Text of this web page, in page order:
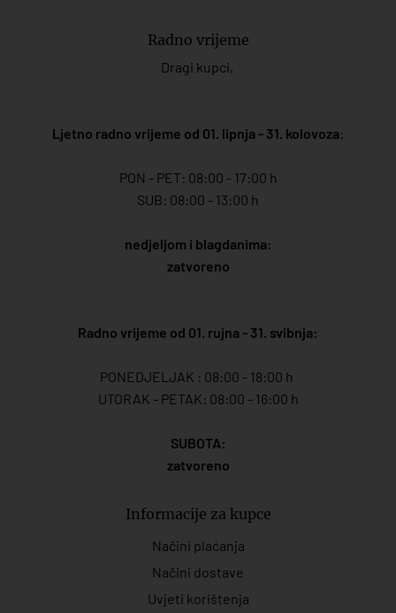
Radno vrijeme
Dragi kupci,
Ljetno radno vrijeme od 01. lipnja - 31. kolovoza:
PON - PET: 08:00 - 17:00 h
SUB: 08:00 - 13:00 h
nedjeljom i blagdanima:
zatvoreno
Radno vrijeme od 01. rujna - 31. svibnja:
PONEDJELJAK : 08:00 - 18:00 h
UTORAK - PETAK: 08:00 - 16:00 h
SUBOTA:
zatvoreno
Informacije za kupce
Načini plaćanja
Načini dostave
Uvjeti korištenja